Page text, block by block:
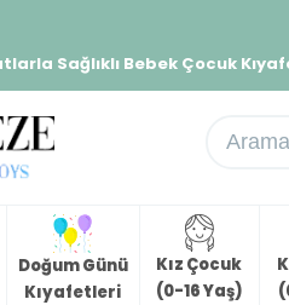
Sağlıklı Bebek Çocuk
Doğum Günü
Kıyafetleri
Kız Çocuk
(0-16 Yaş)